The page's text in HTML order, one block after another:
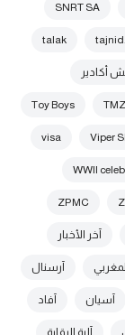
SNRT SA
talak
TMZ
Toy Boys
Viper
visa
WWII
ZPMC
آخر الأخبار
آرسنال
آسيان آفاد